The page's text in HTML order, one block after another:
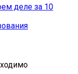
деле за 10